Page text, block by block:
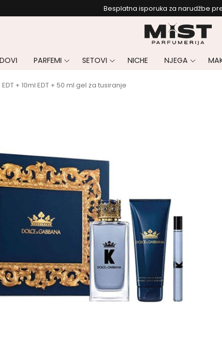
Besplatna isporuka za narudžbe
PARFEMI SETOVI NICHE NJEGA
+ 10ml EDT + 50 ml gel za tusiranje